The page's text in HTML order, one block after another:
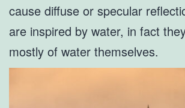
cause diffuse or specular
are inspired by water, in fact
mostly of water themselves.